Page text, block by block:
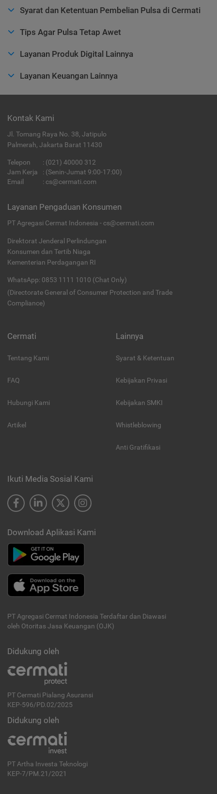
Syarat dan Ketentuan Pembelian Pulsa di Cermati
Tips Agar Pulsa Tetap Awet
Layanan Produk Digital Lainnya
Layanan Keuangan Lainnya
Kontak Kami
Jl. Tomang Raya No. 38, Jatipulo
Palmerah, Jakarta Barat 11430
Telepon : (021) 40000 312
Jam Kerja
: (Senin-Jumat 9:00-17:00)
Email
: cs@cermati.com
Layanan Pengaduan Konsumen
PT Agregasi Cermat Indonesia - cs@cermati.com
Direktorat Jenderal Perlindungan
Konsumen dan Tertib Niaga
Kementerian Perdagangan RI
WhatsApp: 0853 1111 1010 (Chat Only)
(Directorate General of Consumer Protection and Trade
Compliance)
Cermati
Tentang Kami
FAQ
Hubungi Kami
Artikel
Lainnya
Syarat & Ketentuan
Kebijakan Privasi
Kebijakan SMKI
Whistleblowing
Anti Gratifikasi
Ikuti Media Sosial Kami
Download Aplikasi Kami
PT Agregasi Cermat Indonesia Terdaftar dan Diawasi
oleh Otoritas Jasa Keuangan (OJK)
Didukung oleh
PT Cermati Pialang Asuransi
KEP-596/PD.02/2025
Didukung oleh
PT Artha Investa Teknologi
KEP-7/PM.21/2021